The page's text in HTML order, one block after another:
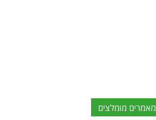
מאמרים מומלצים